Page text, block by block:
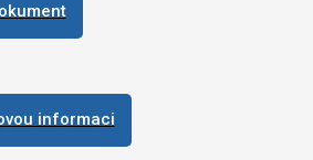
informaci